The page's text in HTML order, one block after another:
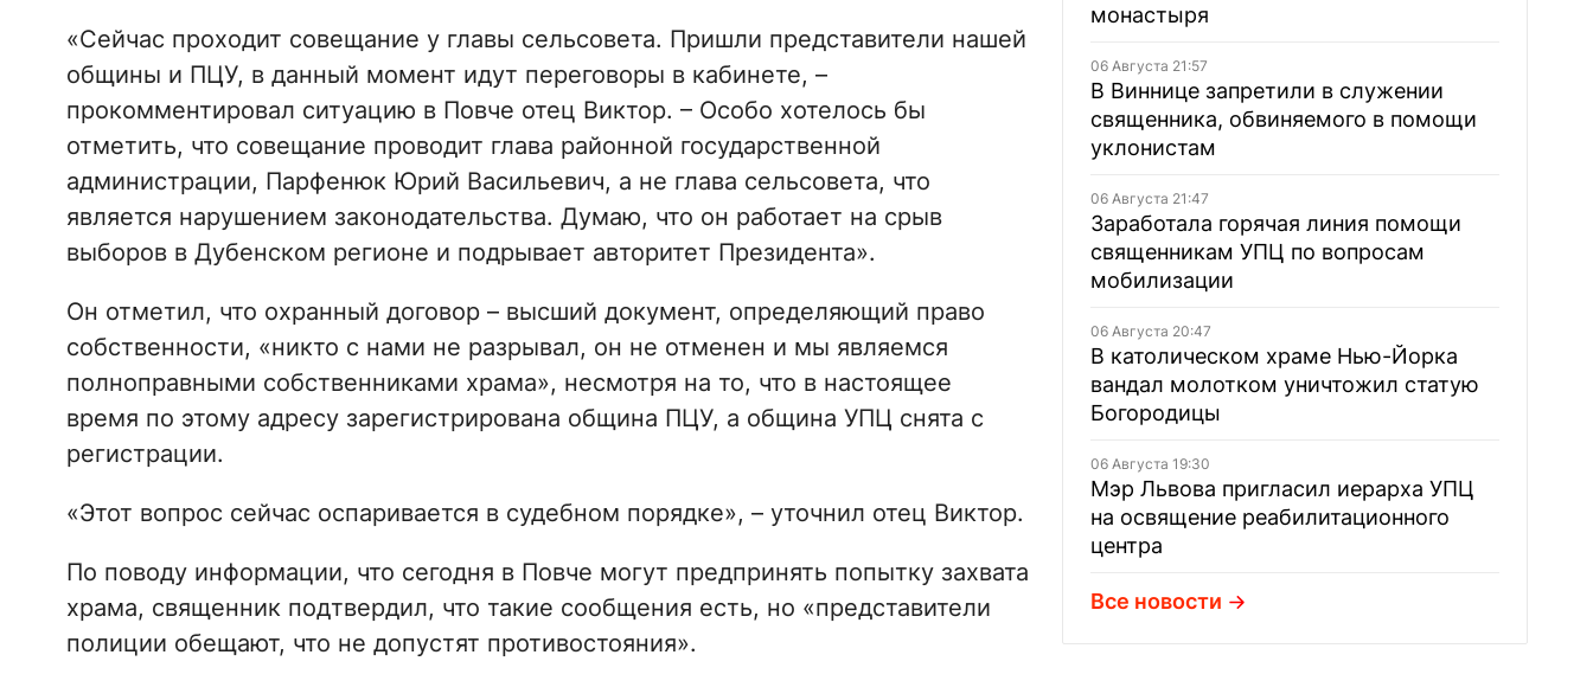
«Сейчас проходит совещание у главы сельсовета. Пришли представители нашей
общины и ПЦУ, в данный момент идут переговоры в кабинете, –
прокомментировал ситуацию в Повче отец Виктор. – Особо хотелось бы
отметить, что совещание проводит глава районной государственной
администрации, Парфенюк Юрий Васильевич, а не глава сельсовета, что
является нарушением законодательства. Думаю, что он работает на срыв
выборов в Дубенском регионе и подрывает авторитет Президента».
Он отметил, что охранный договор – высший документ, определяющий право
собственности, «никто с нами не разрывал, он не отменен и мы являемся
полноправными собственниками храма», несмотря на то, что в настоящее
время по этому адресу зарегистрирована община ПЦУ, а община УПЦ снята с
регистрации.
«Этот вопрос сейчас оспаривается в судебном порядке», – уточнил отец Виктор.
По поводу информации, что сегодня в Повче могут предпринять попытку захвата
храма, священник подтвердил, что такие сообщения есть, но «представители
полиции обещают, что не допустят противостояния».
монастыря
06 Августа 21:57
В Виннице запретили в служении
священника, обвиняемого в помощи
уклонистам
06 Августа 21:47
Заработала горячая линия помощи
священникам УПЦ по вопросам
мобилизации
06 Августа 20:47
В католическом храме Нью-Йорка
вандал молотком уничтожил статую
Богородицы
06 Августа 19:30
Мэр Львова пригласил иерарха УПЦ
на освящение реабилитационного
центра
Все новости